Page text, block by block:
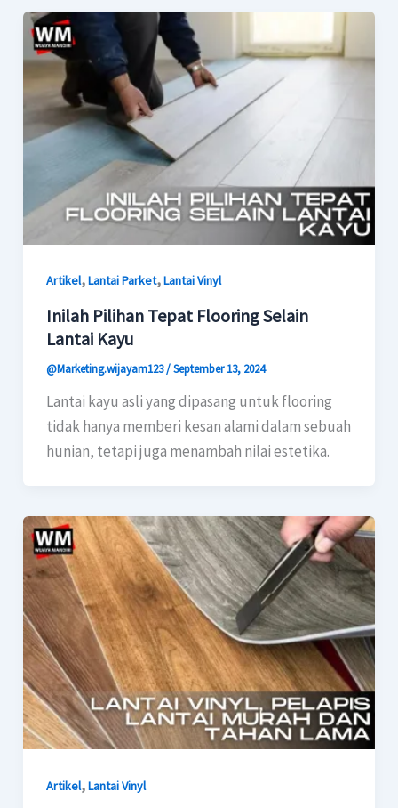
Artikel,Lantai Parket,Lantai Vinyl
Inilah Pilihan Tepat Flooring Selain
Lantai Kayu
@Marketing.wijayam123/September 13, 2024
Lantai kayu asli yang dipasang untuk flooring
tidak hanya memberi kesan alami dalam sebuah
hunian, tetapi juga menambah nilai estetika.
Artikel,Lantai Vinyl